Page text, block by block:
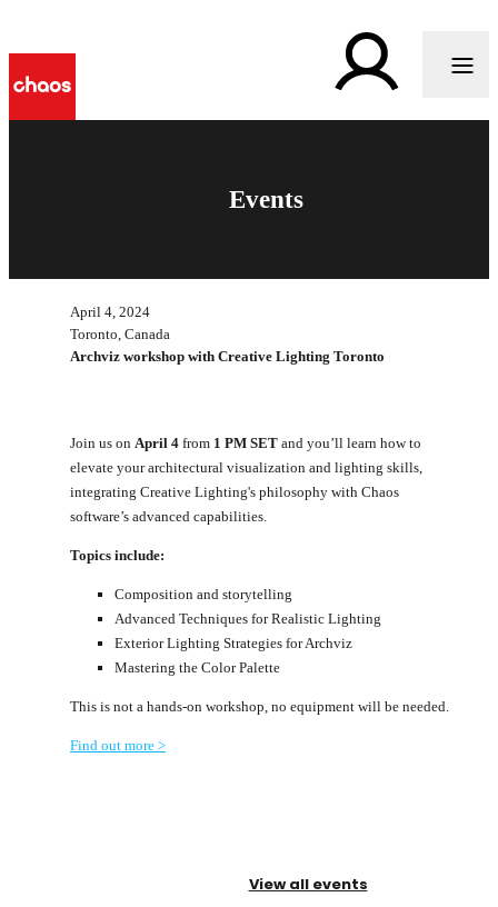
Events
April 4, 2024
Toronto, Canada
Archviz workshop with Creative Lighting Toronto
Join us on April 4 from 1 PM SET and you’ll learn how to
elevate your architectural visualization and lighting skills,
integrating Creative Lighting's philosophy with Chaos
software’s advanced capabilities.
Topics include:
Composition and storytelling
Advanced Techniques for Realistic Lighting
Exterior Lighting Strategies for Archviz
Mastering the Color Palette
This is not a hands-on workshop, no equipment will be needed.
Find out more >
View all events